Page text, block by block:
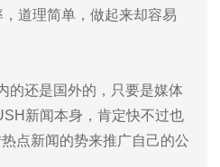
道理简单，做起来却容易
的还是国外的，只要是媒体
新闻本身，肯定快不过也
点新闻的势来推广自己的公